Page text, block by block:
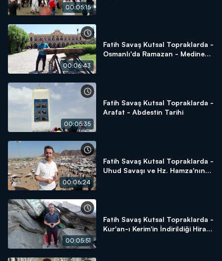
00:05:15
00:06:43
Fatih Savaş Kutsal Topraklarda -
Osmanlı'da Ramazan - Medine
00:05:35
Fatih Savaş Kutsal Topraklarda -
Arafat - Abdestin Tarihi
00:06:24
Fatih Savaş Kutsal Topraklarda -
Uhud Savaşı ve Hz. Hamza'nın
00:05:51
Fatih Savaş Kutsal Topraklarda -
Kur'an-ı Kerim'in İndirildiği Hira